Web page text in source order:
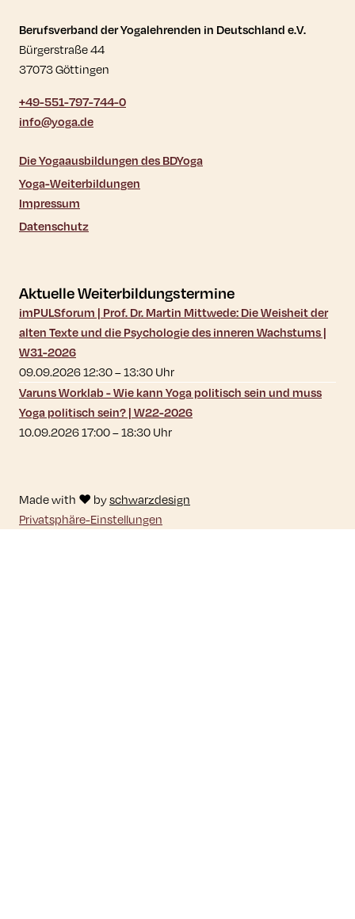
Kontaktdaten und weitere Links
Berufsverband der Yogalehrenden in Deutschland e.V.
Bürgerstraße 44
37073 Göttingen
+49-551-797-744-0
info@yoga.de
Die Yogaausbildungen des BDYoga
Yoga-Weiterbildungen
Impressum
Datenschutz
Aktuelle Weiterbildungstermine
imPULSforum | Prof. Dr. Martin Mittwede: Die Weisheit der
alten Texte und die Psychologie des inneren Wachstums |
W31-2026
09.09.2026 12:30–13:30Uhr
Varuns Worklab - Wie kann Yoga politisch sein und muss
Yoga politisch sein? | W22-2026
10.09.2026 17:00–18:30Uhr
Made with ♥ byschwarzdesign
Privatsphäre-Einstellungen